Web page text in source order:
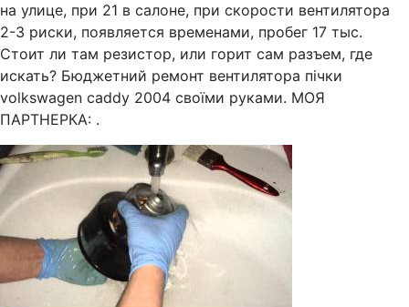
на улице, при 21 в салоне, при скорости вентилятора
2-3 риски, появляется временами, пробег 17 тыс.
Стоит ли там резистор, или горит сам разъем, где
искать? Бюджетний ремонт вентилятора пічки
volkswagen caddy 2004 своїми руками. МОЯ
ПАРТНЕРКА: .